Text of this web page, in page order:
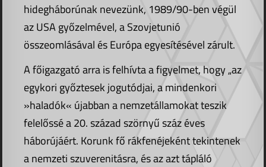
hidegháborúnak nevezünk, 1989/90-ben végül
az USA győzelmével, a Szovjetunió
összeomlásával és Európa egyesítésével zárult.
A főigazgató arra is felhívta a figyelmet, hogy „az
egykori győztesek jogutódjai, a mindenkori
»haladók« újabban a nemzetállamokat teszik
felelőssé a 20. század szörnyű száz éves
háborújáért. Korunk fő rákfenéjeként tekintenek
a nemzeti szuverenitásra, és az azt tápláló